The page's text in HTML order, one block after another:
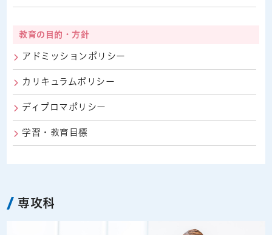
教育の目的・方針
アドミッションポリシー
カリキュラムポリシー
ディプロマポリシー
学習・教育目標
専攻科